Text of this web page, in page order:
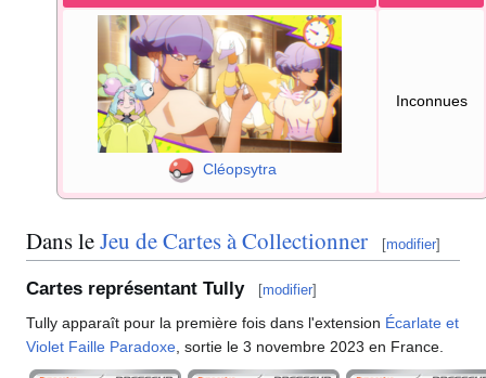
Cléopsytra
Inconnues
Dans leJeu de Cartes à Collectionner [modifier]
Cartes représentant Tully [modifier]
Tully apparaît pour la première fois dans l'extension Écarlate et
Violet Faille Paradoxe, sortie le 3 novembre 2023 en France.